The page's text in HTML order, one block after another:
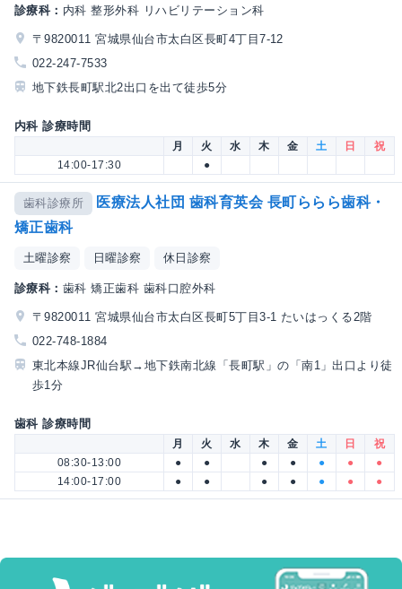
診療科： 内科 整形外科 リハビリテーション科
〒9820011 宮城県仙台市太白区長町4丁目7-12
022-247-7533
地下鉄長町駅北2出口を出て徒歩5分
内科 診療時間
月 火 水 木 金 土 日
祝
14:00-17:30
●
歯科診療所
医療法人社団 歯科育英会 長町ららら歯科・
矯正歯科
土曜診察 日曜診察 休日診察
診療科： 歯科 矯正歯科 歯科口腔外科
〒9820011 宮城県仙台市太白区長町5丁目3-1 たいはっくる2階
022-748-1884
東北本線JR仙台駅→地下鉄南北線「長町駅」の「南1」出口より徒
歩1分
歯科 診療時間
月 火 水 木 金 土 日
祝
08:30-13:00
● ● ● ● ● ●
●
14:00-17:00
● ● ● ● ● ● ●